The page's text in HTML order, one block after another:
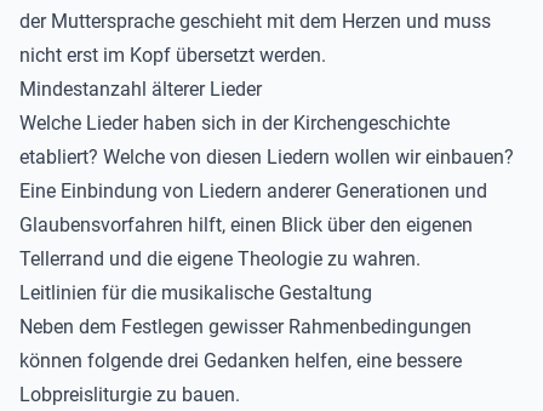
der Muttersprache geschieht mit dem Herzen und muss
nicht erst im Kopf übersetzt werden.
Mindestanzahl älterer Lieder
Welche Lieder haben sich in der Kirchengeschichte
etabliert? Welche von diesen Liedern wollen wir einbauen?
Eine Einbindung von Liedern anderer Generationen und
Glaubensvorfahren hilft, einen Blick über den eigenen
Tellerrand und die eigene Theologie zu wahren.
Leitlinien für die musikalische Gestaltung
Neben dem Festlegen gewisser Rahmenbedingungen
können folgende drei Gedanken helfen, eine bessere
Lobpreisliturgie zu bauen.